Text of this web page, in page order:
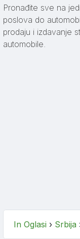
Pronađite sve na
poslova do
prodaju i izdavanje
automobile.
In Oglasi › Srbija